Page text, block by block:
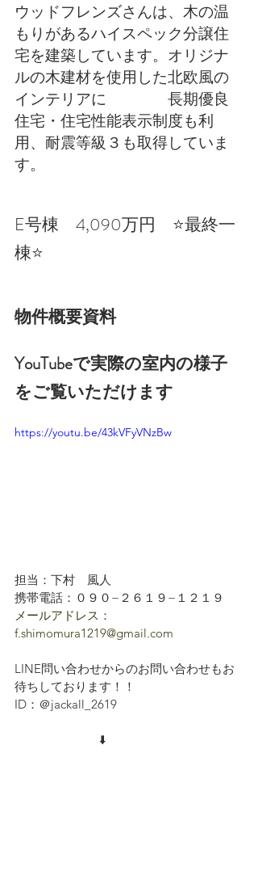
ウッドフレンズさんは、木の温
もりがあるハイスペック分譲住
宅を建築しています。オリジナ
ルの木建材を使用した北欧風の
インテリアに　　　　長期優良
住宅・住宅性能表示制度も利
用、耐震等級３も取得していま
す。
E号棟　4,090万円　⭐️最終一
棟⭐️
物件概要資料
YouTubeで実際の室内の様子
をご覧いただけます
https://youtu.be/43kVFyVNzBw
担当：下村　風人
携帯電話：０９０−２６１９−１２１９
メールアドレス：
f.shimomura1219@gmail.com
LINE問い合わせからのお問い合わせもお
待ちしております！！
ID：＠jackall_2619
⬇️